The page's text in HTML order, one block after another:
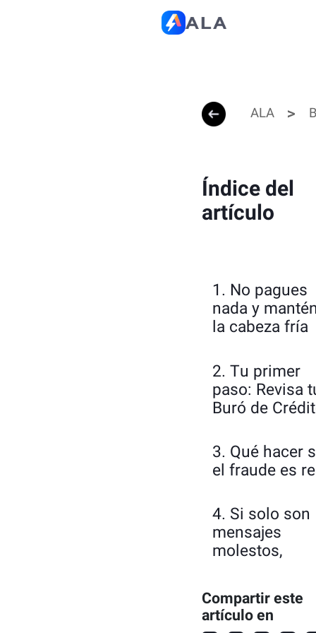
ALA
Índice del
artículo
1. No pagues
nada y mantén
la cabeza fría
2. Tu primer
paso: Revisa
Buró de
3. Qué hacer
el fraude es
4. Si solo son
mensajes
molestos,
tus datos!
Compartir este
artículo en